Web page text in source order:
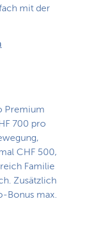
mit der
Premium
700 pro
CHF 500,
Familie
Zusätzlich
Bonus max.